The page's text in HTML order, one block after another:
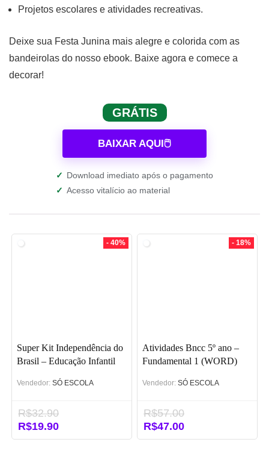
Projetos escolares e atividades recreativas.
Deixe sua Festa Junina mais alegre e colorida com as
bandeirolas do nosso ebook. Baixe agora e comece a
decorar!
GRÁTIS
BAIXAR AQUI🖱️
✓ Download imediato após o pagamento
✓ Acesso vitalício ao material
- 40%
Super Kit Independência do
Brasil – Educação Infantil
Vendedor: SÓ ESCOLA
R$32.90
O
preço
R$19.90O
preço
- 18%
Atividades Bncc 5º ano –
Fundamental 1 (WORD)
Vendedor: SÓ ESCOLA
R$57.00
O
preço
R$47.00O
preço